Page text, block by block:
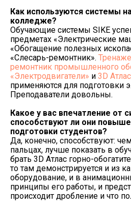
Как используются системы
колледже?
Обучающие системы SIKE
предметах «Электрические
«Обогащение полезных
«Слесарь-ремонтник».
ремонтник промышленного
«Электродвигатели» и 3D
применяются для подготовки
Преподаватели довольны.
Какое у вас впечатление от
способствуют ли они
подготовки студентов?
Да, конечно, способствуют:
пальцах, лучше показать в
брать 3D Атлас горно-
то там демонстрируется и из
оборудование, и в
принципы его работы, и
происходит дробление и что